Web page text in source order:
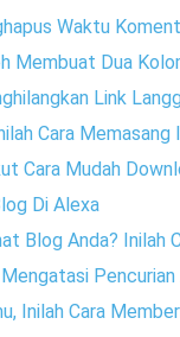
Waktu
Membuat Dua
Link
Cara
Cara Mudah
Di Alexa
Blog Anda?
Inilah Cara